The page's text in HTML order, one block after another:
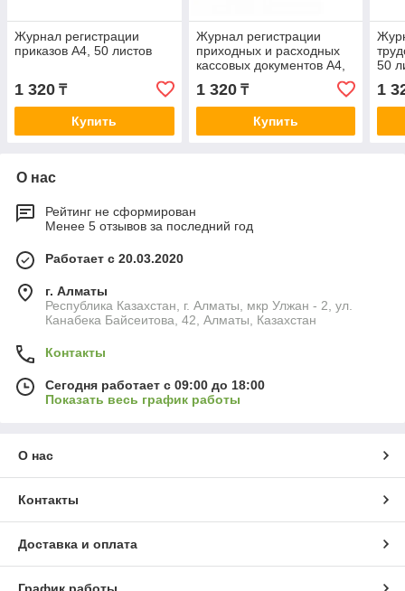
Журнал регистрации
приказов А4, 50 листов
1 320 ₸
Купить
Журнал регистрации
приходных и расходных
кассовых документов А4,
50 листов
1 320₸
Купить
50
1
О нас
Рейтинг не сформирован
Менее 5 отзывов за последний год
Работает с 20.03.2020
г. Алматы
Республика Казахстан, г. Алматы, мкр Улжан - 2, ул.
Канабека Байсеитова, 42, Алматы, Казахстан
Контакты
Сегодня работает с 09:00 до 18:00
Показать весь график работы
О нас
Контакты
Доставка и оплата